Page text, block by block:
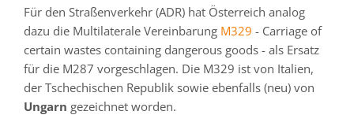
Für den Straßenverkehr (ADR) hat Österreich analog
dazu die Multilaterale Vereinbarung M329 - Carriage of
certain wastes containing dangerous goods - als Ersatz
für die M287 vorgeschlagen. Die M329 ist von Italien,
der Tschechischen Republik sowie ebenfalls (neu) von
Ungarn gezeichnet worden.